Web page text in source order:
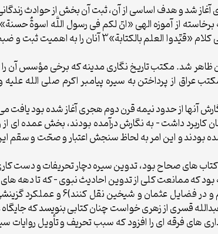
آغاز شد و هدف اساسى از آن، ثبت آن بخش از حوادث
روايات و حكايات سيره تا پيش از تدوين، به طور شفاهى متداول و سرمشق زندگى مسلمانان بود، اما وقتى
ظاهر شد. مكتب تاريخ نگارى مدينه كه برخى مؤسس آن
مكتب عراق از پرداختن به سيره پيامبر اكرم صلى الله
آنها از حدود نيمه قرن دوم هجرى آغاز شده بود
داشت – به نگارش درآمده بودند، بخش عمده اى از
بودند و اين امر به لحاظ سنجش اعتبار و صحّت و سقم
كتاب هاى صحاح بود، تدوين سيره دچار تحريفات و دست
كه ممانعت كلى از تدوين احاديث نبوى – كه تا دهه
ادامه داشت 5 – جعل و تحريف احاديث (از جمله معاويه تشويق مى كرد رواياتى
ابان بن عثمان را سوزانيد چون در آن از مناقب انصار ياد شده بود7 و خالدبن عبدالله قسرى از زهرى خواست چنان
جانب دارى هاى فرقه اى را افزود كه سبب تحريف و تأويل